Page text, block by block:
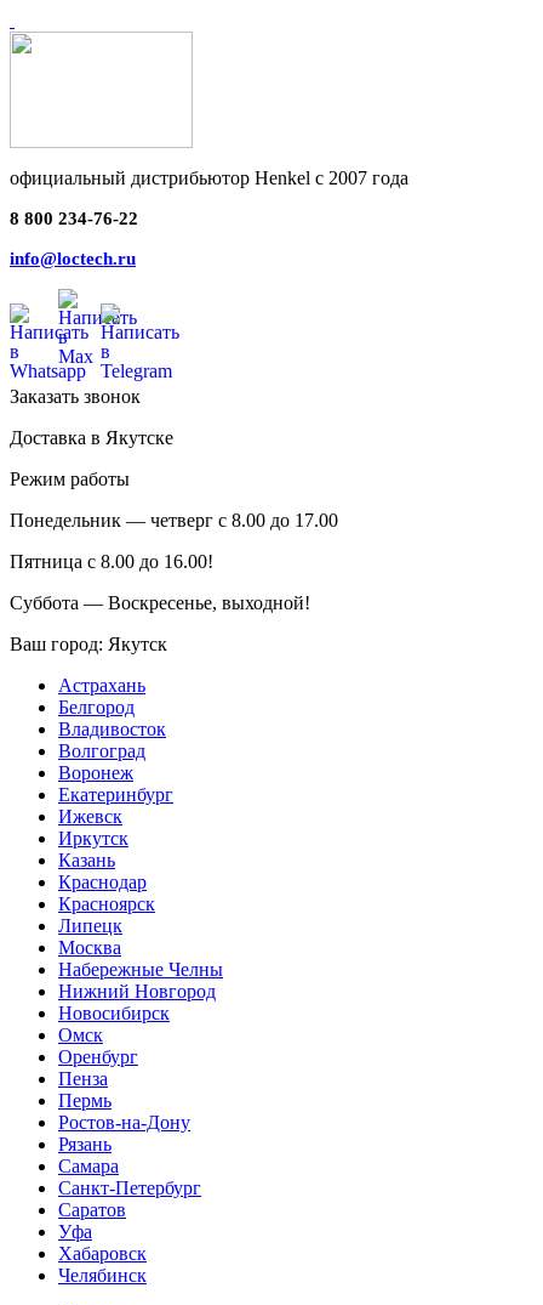
официальный дистрибьютор Henkel с 2007 года
8 800 234-76-22
info@loctech.ru
Заказать звонок
Доставка в Якутске
Режим работы
Понедельник — четверг с 8.00 до 17.00
Пятница с 8.00 до 16.00!
Суббота — Воскресенье, выходной!
Ваш город: Якутск
Астрахань
Белгород
Владивосток
Волгоград
Воронеж
Екатеринбург
Ижевск
Иркутск
Казань
Краснодар
Красноярск
Липецк
Москва
Набережные Челны
Нижний Новгород
Новосибирск
Омск
Оренбург
Пенза
Пермь
Ростов-на-Дону
Рязань
Самара
Санкт-Петербург
Саратов
Уфа
Хабаровск
Челябинск